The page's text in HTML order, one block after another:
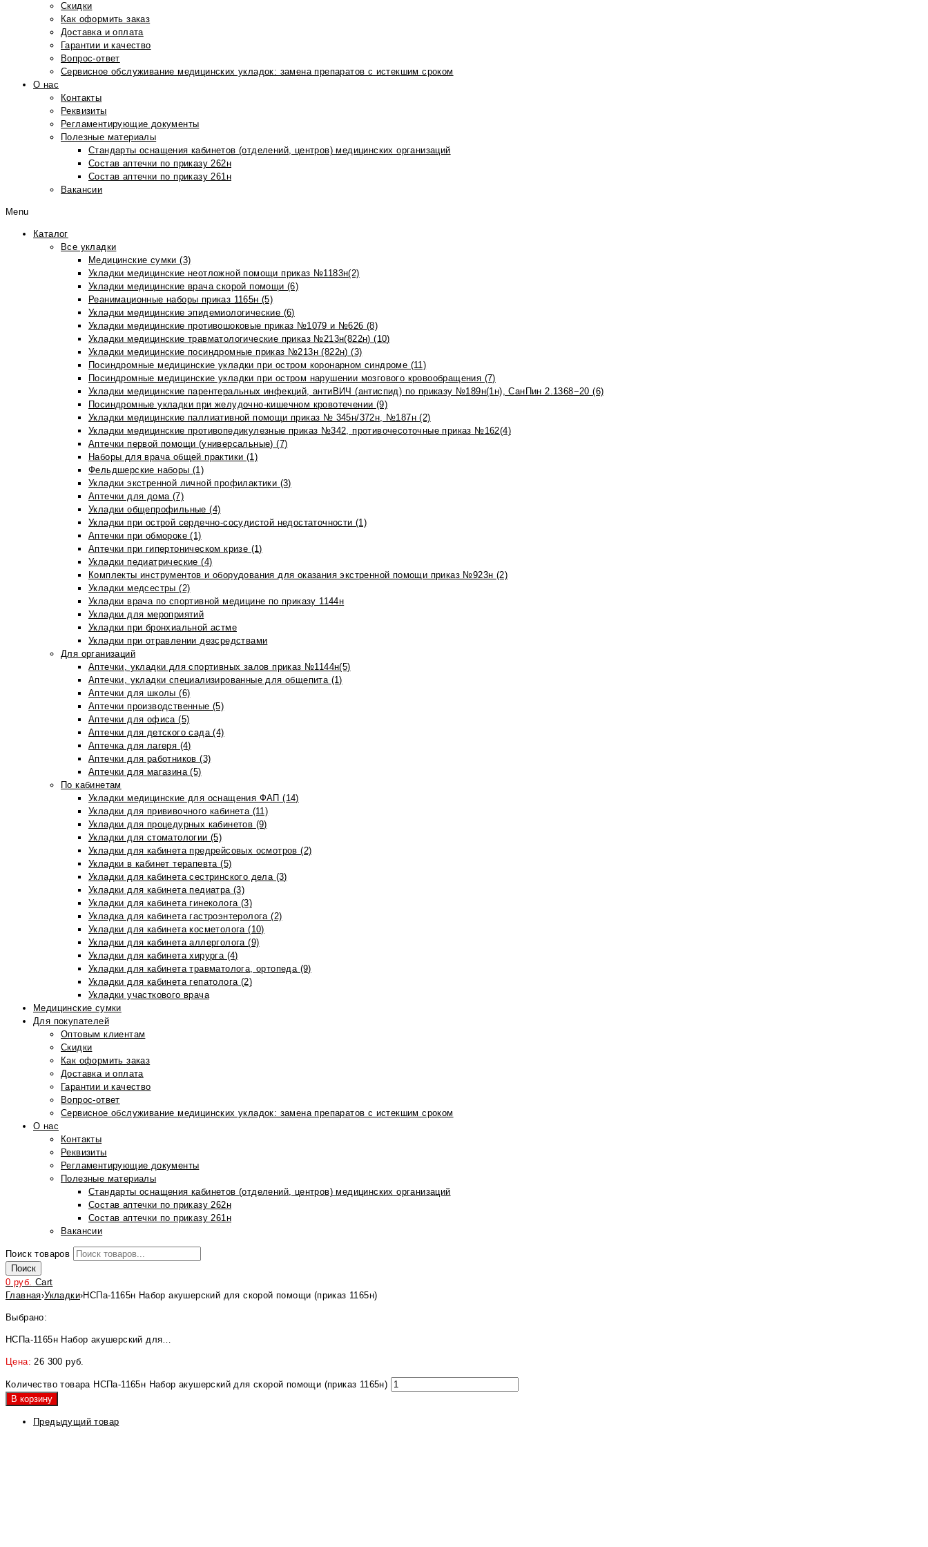
Скидки
Как оформить заказ
Доставка и оплата
Гарантии и качество
Вопрос-ответ
Сервисное обслуживание медицинских укладок: замена препаратов с истекшим сроком
О нас
Контакты
Реквизиты
Регламентирующие документы
Полезные материалы
Стандарты оснащения кабинетов (отделений, центров) медицинских организаций
Состав аптечки по приказу 262н
Состав аптечки по приказу 261н
Вакансии
Menu
Каталог
Все укладки
Медицинские сумки (3)
Укладки медицинские неотложной помощи приказ №1183н(2)
Укладки медицинские врача скорой помощи (6)
Реанимационные наборы приказ 1165н (5)
Укладки медицинские эпидемиологические (6)
Укладки медицинские противошоковые приказ №1079 и №626 (8)
Укладки медицинские травматологические приказ №213н(822н) (10)
Укладки медицинские посиндромные приказ №213н (822н) (3)
Посиндромные медицинские укладки при остром коронарном синдроме (11)
Посиндромные медицинские укладки при остром нарушении мозгового кровообращения (7)
Укладки медицинские парентеральных инфекций, антиВИЧ (антиспид) по приказу №189н(1н), СанПин 2.1368−20 (6)
Посиндромные укладки при желудочно-кишечном кровотечении (9)
Укладки медицинские паллиативной помощи приказ № 345н/372н, №187н (2)
Укладки медицинские противопедикулезные приказ №342, противочесоточные приказ №162(4)
Аптечки первой помощи (универсальные) (7)
Наборы для врача общей практики (1)
Фельдшерские наборы (1)
Укладки экстренной личной профилактики (3)
Аптечки для дома (7)
Укладки общепрофильные (4)
Укладки при острой сердечно-сосудистой недостаточности (1)
Аптечки при обмороке (1)
Аптечки при гипертоническом кризе (1)
Укладки педиатрические (4)
Комплекты инструментов и оборудования для оказания экстренной помощи приказ №923н (2)
Укладки медсестры (2)
Укладки врача по спортивной медицине по приказу 1144н
Укладки для мероприятий
Укладки при бронхиальной астме
Укладки при отравлении дезсредствами
Для организаций
Аптечки, укладки для спортивных залов приказ №1144н(5)
Аптечки, укладки специализированные для общепита (1)
Аптечки для школы (6)
Аптечки производственные (5)
Аптечки для офиса (5)
Аптечки для детского сада (4)
Аптечка для лагеря (4)
Аптечки для работников (3)
Аптечки для магазина (5)
По кабинетам
Укладки медицинские для оснащения ФАП (14)
Укладки для прививочного кабинета (11)
Укладки для процедурных кабинетов (9)
Укладки для стоматологии (5)
Укладки для кабинета предрейсовых осмотров (2)
Укладки в кабинет терапевта (5)
Укладки для кабинета сестринского дела (3)
Укладки для кабинета педиатра (3)
Укладки для кабинета гинеколога (3)
Укладка для кабинета гастроэнтеролога (2)
Укладки для кабинета косметолога (10)
Укладки для кабинета аллерголога (9)
Укладки для кабинета хирурга (4)
Укладки для кабинета травматолога, ортопеда (9)
Укладки для кабинета гепатолога (2)
Укладки участкового врача
Медицинские сумки
Для покупателей
Оптовым клиентам
Скидки
Как оформить заказ
Доставка и оплата
Гарантии и качество
Вопрос-ответ
Сервисное обслуживание медицинских укладок: замена препаратов с истекшим сроком
О нас
Контакты
Реквизиты
Регламентирующие документы
Полезные материалы
Стандарты оснащения кабинетов (отделений, центров) медицинских организаций
Состав аптечки по приказу 262н
Состав аптечки по приказу 261н
Вакансии
Поиск товаров
Поиск
0 руб. Cart
Главная›Укладки›НСПа-1165н Набор акушерский для скорой помощи (приказ 1165н)
Выбрано:
НСПа-1165н Набор акушерский для…
Цена:26 300 руб.
Количество товара НСПа-1165н Набор акушерский для скорой помощи (приказ 1165н)
В корзину
Предыдущий товар